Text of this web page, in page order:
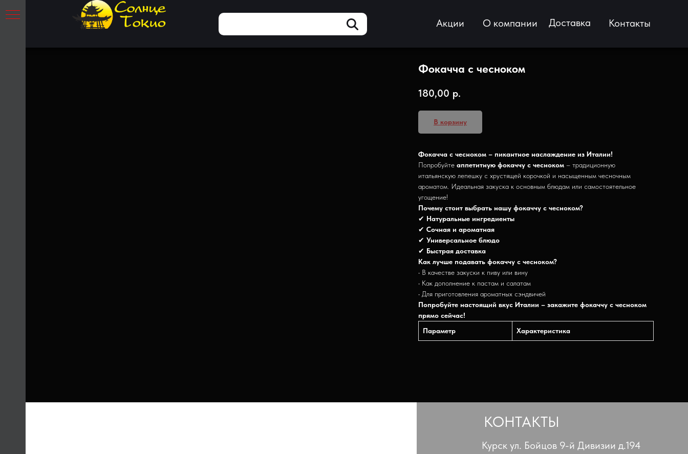
Контакты
Доставка
Акции О компании
Фокачча с чесноком
180,00 р.
В корзину
Фокачча с чесноком – пикантное наслаждение из Италии!
Попробуйте аппетитную фокаччу с чесноком – традиционную
итальянскую лепешку с хрустящей корочкой и насыщенным чесночным
ароматом. Идеальная закуска к основным блюдам или самостоятельное
угощение!
Почему стоит выбрать нашу фокаччу с чесноком?
✔ Натуральные ингредиенты
✔ Сочная и ароматная
✔ Универсальное блюдо
✔ Быстрая доставка
Как лучше подавать фокаччу с чесноком?
• В качестве закуски к пиву или вину
• Как дополнение к пастам и салатам
• Для приготовления ароматных сэндвичей
Попробуйте настоящий вкус Италии – закажите фокаччу с чесноком
прямо сейчас!
Параметр
Характеристика
КОНТАКТЫ
Курск ул. Бойцов 9-й Дивизии д.194